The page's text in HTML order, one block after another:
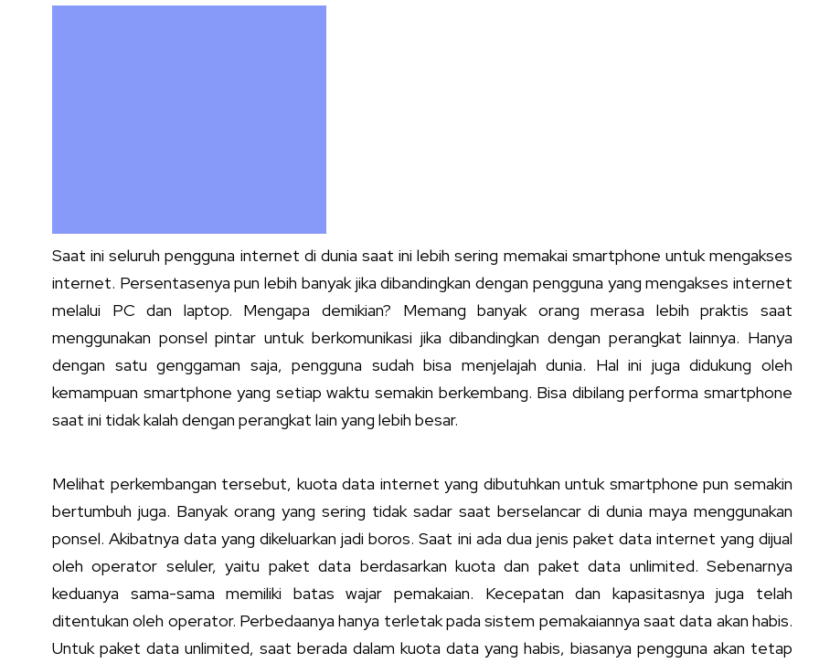
Saat ini seluruh pengguna internet di dunia saat ini lebih sering memakai smartphone untuk mengakses
internet. Persentasenya pun lebih banyak jika dibandingkan dengan pengguna yang mengakses internet
melalui PC dan laptop. Mengapa demikian? Memang banyak orang merasa lebih praktis saat
menggunakan ponsel pintar untuk berkomunikasi jika dibandingkan dengan perangkat lainnya. Hanya
dengan satu genggaman saja, pengguna sudah bisa menjelajah dunia. Hal ini juga didukung oleh
kemampuan smartphone yang setiap waktu semakin berkembang. Bisa dibilang performa smartphone
saat ini tidak kalah dengan perangkat lain yang lebih besar.
Melihat perkembangan tersebut, kuota data internet yang dibutuhkan untuk smartphone pun semakin
bertumbuh juga. Banyak orang yang sering tidak sadar saat berselancar di dunia maya menggunakan
ponsel. Akibatnya data yang dikeluarkan jadi boros. Saat ini ada dua jenis paket data internet yang dijual
oleh operator seluler, yaitu paket data berdasarkan kuota dan paket data unlimited. Sebenarnya
keduanya sama-sama memiliki batas wajar pemakaian. Kecepatan dan kapasitasnya juga telah
ditentukan oleh operator. Perbedaanya hanya terletak pada sistem pemakaiannya saat data akan habis.
Untuk paket data unlimited, saat berada dalam kuota data yang habis, biasanya pengguna akan tetap